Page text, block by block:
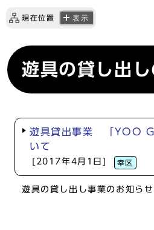
現在位置 表示
遊具の貸し出
遊具貸出事業 「YOO
いて
[2017年4月1日] 幸区
遊具の貸し出し事業のお知らせ